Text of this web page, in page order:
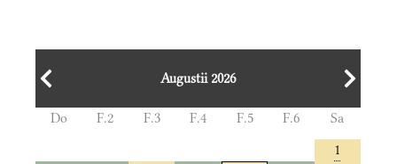
Augustii 2026
Do F.2 F.3 F.4 F.5 F.6
Sa
1